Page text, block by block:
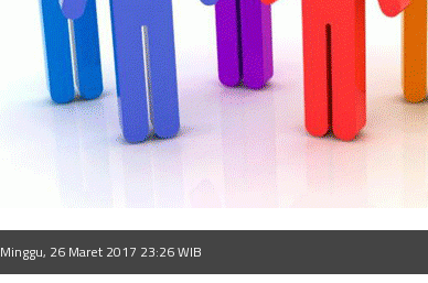
Minggu, 26 Maret 2017 23:26 WIB